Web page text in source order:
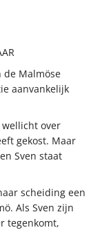
de Malmöse
aanvankelijk
over
gekost. Maar
Sven staat
scheiding een
Als Sven zijn
tegenkomt,